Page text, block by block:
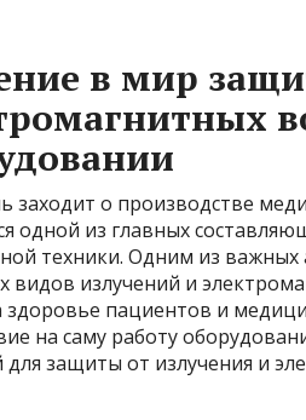
в мир
заходит о производстве
одной из главных
техники. Одним из важных
видов излучений и
здоровье пациентов и
на саму работу
защиты от излучения и